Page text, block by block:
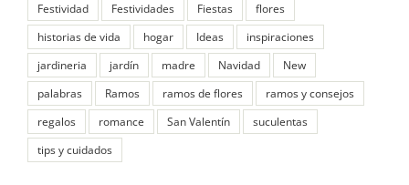
Festividad
Festividades Fiestas
flores
historias de vida
hogar Ideas
inspiraciones
jardineria
jardín madre Navidad
New
palabras
Ramos ramos de flores
ramos y consejos
regalos
romance San Valentín
suculentas
tips y cuidados